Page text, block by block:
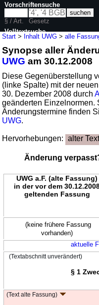
Start > Inhalt UWG >alle
Synopse aller
UWG am 30.12.2008
Diese Gegenüberstellung
(linke Spalte) mit der
30. Dezember 2008 durch
geänderten Einzelnormen.
Änderungstermine finden
UWG.
Hervorhebungen: alter
Änderung
UWG a.F. (alte Fassung)
in der vor dem
geltenden Fassung
(keine frühere Fassung
vorhanden)
aktuelle
(Textabschnitt unverändert)
§ 1
(Text alte Fassung)
Vorschriftensuche
§ / Art.
Gesetz
Volltextsuche
nur in UWG